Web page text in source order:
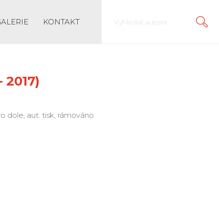
KONTAKT
dole, aut. tisk, rámováno